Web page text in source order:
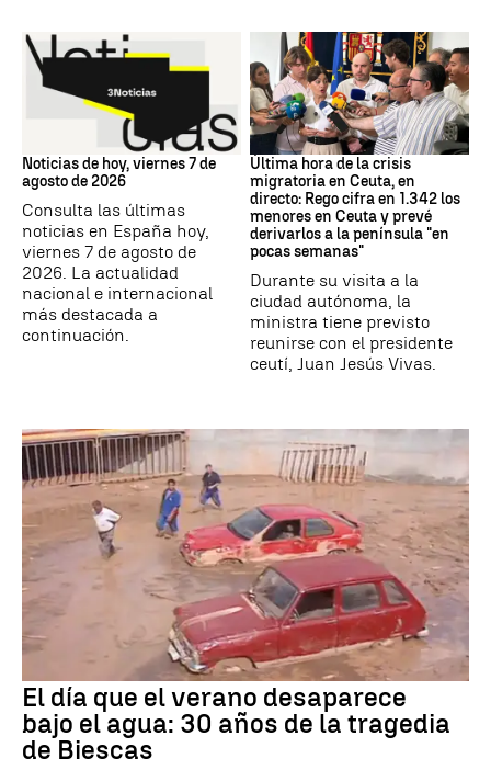
Noticias de hoy, viernes 7 de
agosto de 2026
Consulta las últimas
noticias en España hoy,
viernes 7 de agosto de
2026. La actualidad
nacional e internacional
más destacada a
continuación.
Crisis migratoria
Última hora de la crisis
migratoria en Ceuta, en
directo: Rego cifra en 1.342 los
menores en Ceuta y prevé
derivarlos a la península "en
pocas semanas"
Durante su visita a la
ciudad autónoma, la
ministra tiene previsto
reunirse con el presidente
ceutí, Juan Jesús Vivas.
El día que el verano desaparece
bajo el agua: 30 años de la tragedia
de Biescas